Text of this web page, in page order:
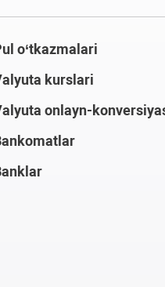
o‘tkazmalari
kurslari
onlayn-